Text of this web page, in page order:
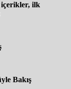
içerikler, ilk
Bakış